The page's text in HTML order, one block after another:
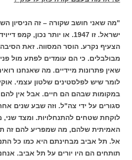
"מה שאני חושב שקורה – זה הניסיון
הצעיף נקרע. הוסר המסווה. זאת
מבולבלים. כי הם עומדים לפתע מול
שאין פתרונות מיידיים. מה שאנחנו
לומר שיש לפלסטינים שלטון עצמי.
במקומות שבהם הם חיים. אבל אין להם
סגורים על ידי צה"ל. וזה שבע שנים
לוקחת שטחים להתנחלויות. ומצד
האמיתית שלהם, מה שמפריע להם זה
אל. תל אביב מבחינתם היא כמו כל
תותחים הם היו יורים על תל אביב.